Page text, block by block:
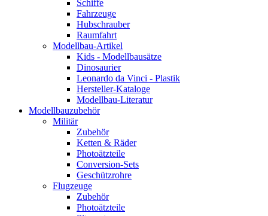
Schiffe
Fahrzeuge
Hubschrauber
Raumfahrt
Modellbau-Artikel
Kids - Modellbausätze
Dinosaurier
Leonardo da Vinci - Plastik
Hersteller-Kataloge
Modellbau-Literatur
Modellbauzubehör
Militär
Zubehör
Ketten & Räder
Photoätzteile
Conversion-Sets
Geschützrohre
Flugzeuge
Zubehör
Photoätzteile